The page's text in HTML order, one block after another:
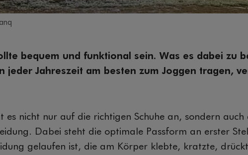
bequem und funktional sein. Was es dabei zu
jeder Jahreszeit am besten zum Joggen tragen,
es nicht nur auf die richtigen Schuhe an, sondern auch
Dabei steht die optimale Passform an erster
gelaufen ist, die am Körper klebte, kratzte,